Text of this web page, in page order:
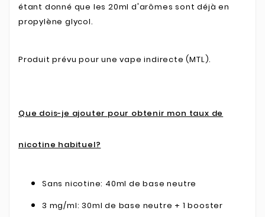
étant donné que les 20ml d'arômes sont déjà en
propylène glycol.
Produit prévu pour une vape indirecte (MTL).
Que dois-je ajouter pour obtenir mon taux de
nicotine habituel?
Sans nicotine: 40ml de base neutre
3 mg/ml: 30ml de base neutre + 1 booster